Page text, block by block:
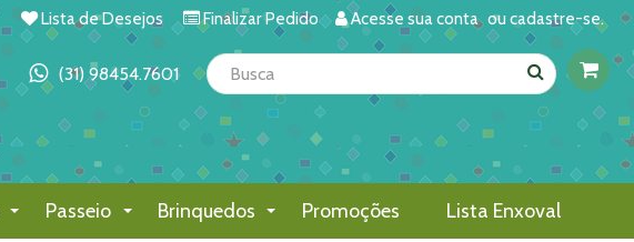
Lista de Desejos Finalizar Pedido Acesse sua conta ou cadastre-se.
(31) 98454.7601
Passeio Brinquedos Promoções Lista Enxoval